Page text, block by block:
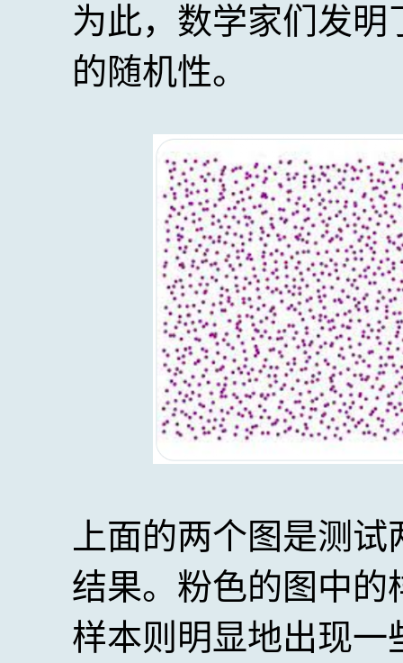
为此，数学家们发
的随机性。
上面的两个图是测
结果。粉色的图中
样本则明显地出现